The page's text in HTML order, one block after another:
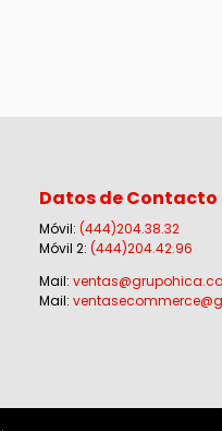
Datos de Contacto
Móvil: (444)204.38.32
Móvil 2: (444)204.42.96
Mail:
Mail: